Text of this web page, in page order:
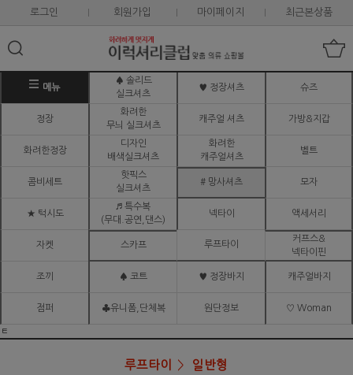
로그인 회원가입 마이페이지 최근본상품
메뉴
♠ 솔리드
실크셔츠
♥ 정장셔츠 슈즈
정장
화려한
무늬 실크셔츠
캐주얼 셔츠 가방&지갑
화려한정장
디자인
배색실크셔츠
화려한
캐주얼셔츠
벨트
콤비세트
핫픽스
실크셔츠
# 망사셔츠 모자
★ 턱시도
♬ 특수복
(무대.공연,댄스)
넥타이 액세서리
자켓 스카프 루프타이
커프스&
넥타이핀
조끼 ♠ 코트 ♥ 정장바지 캐주얼바지
점퍼 ♣유니폼,단체복 원단정보 ♡ Woman
ㅌ
루프타이 일반형